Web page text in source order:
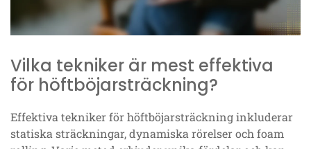
Vilka tekniker är mest effektiva
för höftböjarsträckning?
Effektiva tekniker för höftböjarsträckning inkluderar
statiska sträckningar, dynamiska rörelser och foam